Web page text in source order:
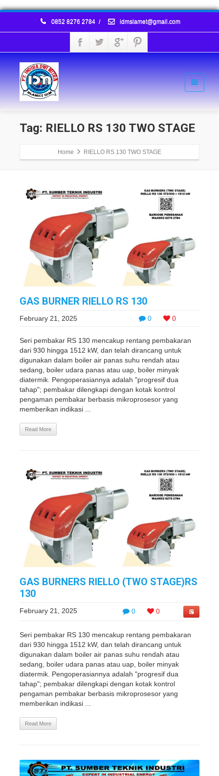
0852 8276 2784 / idmslamet@gmail.com
Tag: RIELLO RS 130 TWO STAGE
Home RIELLO RS 130 TWO STAGE
GAS BURNER RIELLO RS 130
0 0
February 21, 2025
Seri pembakar RS 130 mencakup rentang pembakaran
dari 930 hingga 1512 kW, dan telah dirancang untuk
digunakan dalam boiler air panas suhu rendah atau
sedang, boiler udara panas atau uap, boiler minyak
diatermik. Pengoperasiannya adalah "progresif dua
tahap"; pembakar dilengkapi dengan kotak kontrol
pengaman pembakar berbasis mikroprosesor yang
memberikan indikasi ...
Read More
GAS BURNERS RIELLO (TWO STAGE)RS
130
0 0
February 21, 2025
Seri pembakar RS 130 mencakup rentang pembakaran
dari 930 hingga 1512 kW, dan telah dirancang untuk
digunakan dalam boiler air panas suhu rendah atau
sedang, boiler udara panas atau uap, boiler minyak
diatermik. Pengoperasiannya adalah "progresif dua
tahap"; pembakar dilengkapi dengan kotak kontrol
pengaman pembakar berbasis mikroprosesor yang
memberikan indikasi ...
Read More